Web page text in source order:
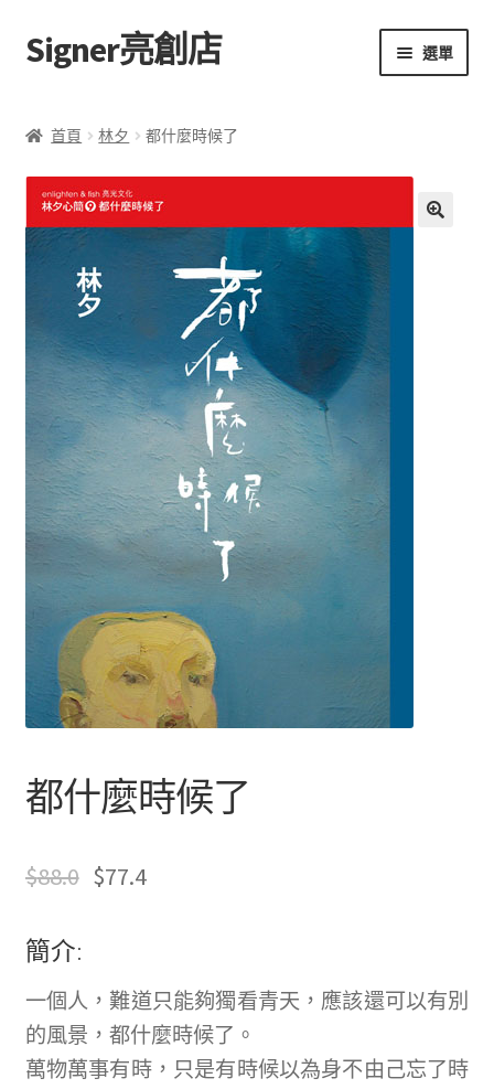
跳
至
覽
跳
至
要
容
Signer亮創店 選單
學校選書（小學）
學校選書（中學）
「此時此地 看見亮光」2025特展
網上書店
無紙書
文創
聯絡我們+郵費
海外訂購書籍
登入
首頁 林夕 都什麼時候了
都什麼時候了
$88.0 $77.4
簡介:
一個人，難道只能夠獨看青天，應該還可以有別
的風景，都什麼時候了。
萬物萬事有時，只是有時候以為身不由己忘了時